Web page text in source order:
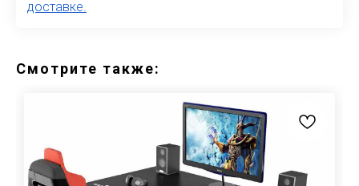
доставке.
Смотрите также: